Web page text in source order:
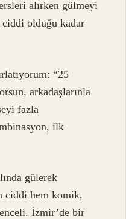
alırken gülmeyi
olduğu kadar
“25
arkadaşlarınla
fazla
ilk
gülerek
ciddi hem komik,
İzmir’de bir